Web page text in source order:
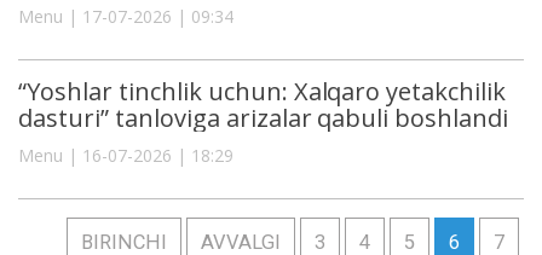
Menu | 17-07-2026 | 09:34
“Yoshlar tinchlik uchun: Xalqaro yetakchilik
dasturi” tanloviga arizalar qabuli boshlandi
Menu | 16-07-2026 | 18:29
BIRINCHI AVVALGI 3 4 5 6 7